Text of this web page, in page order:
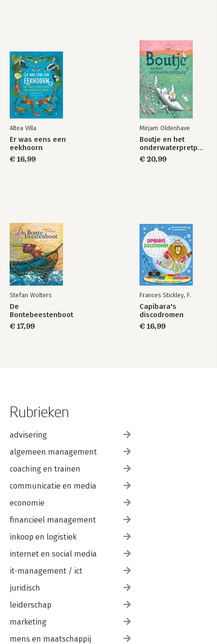
Altea Villa
Er was eens een
eekhoorn
€ 16,99
Mirjam Oldenhave
Boutje en het
onderwaterpretpark
€ 20,99
Stefan Wolters
De
Bontebeestenboot
€ 17,99
Frances Stickley, F.
Capibara's
discodromen
€ 16,99
Rubrieken
advisering
algemeen management
coaching en trainen
communicatie en media
economie
financieel management
inkoop en logistiek
internet en social media
it-management / ict
juridisch
leiderschap
marketing
mens en maatschappij